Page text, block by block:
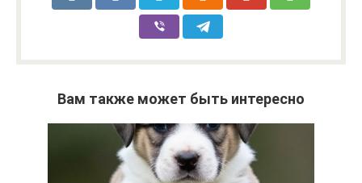
Вам также может быть интересно